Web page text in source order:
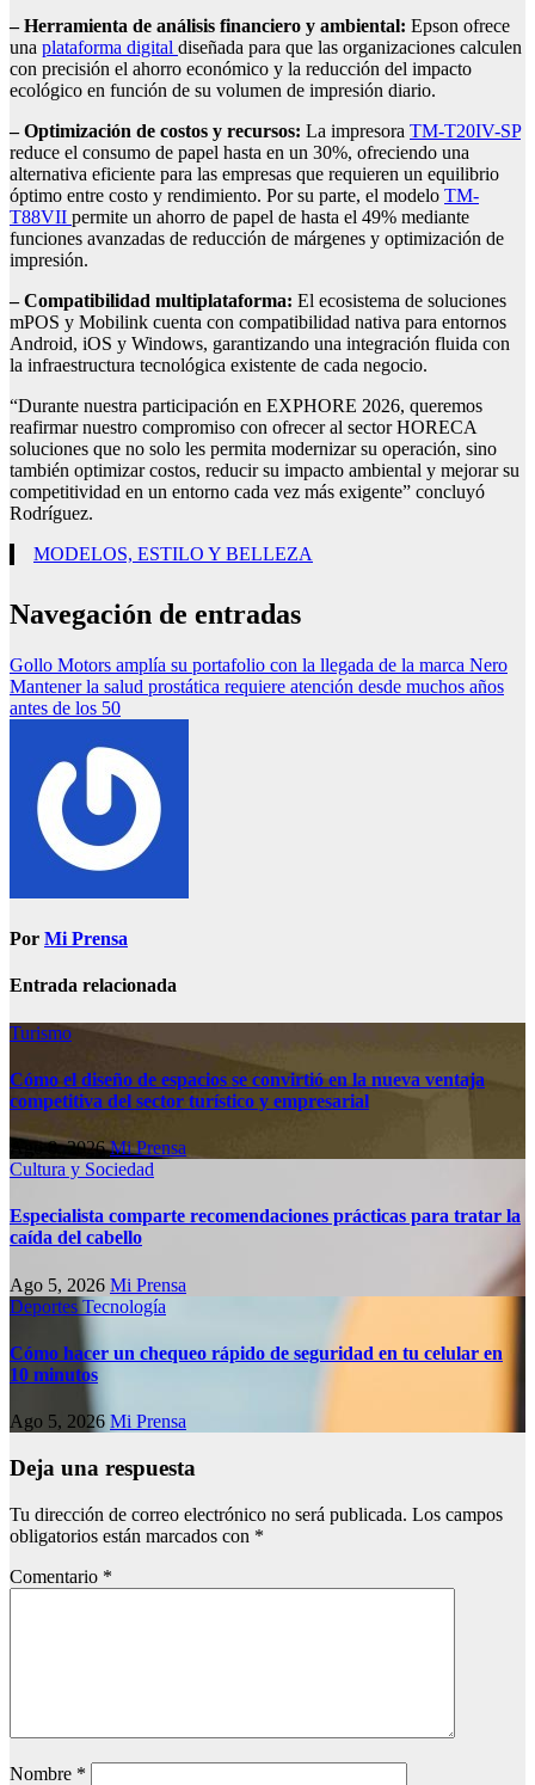
– Herramienta de análisis financiero y ambiental: Epson ofrece
una plataforma digital diseñada para que las organizaciones calculen
con precisión el ahorro económico y la reducción del impacto
ecológico en función de su volumen de impresión diario.
– Optimización de costos y recursos: La impresora TM-T20IV-SP
reduce el consumo de papel hasta en un 30%, ofreciendo una
alternativa eficiente para las empresas que requieren un equilibrio
óptimo entre costo y rendimiento. Por su parte, el modelo TM-
T88VII permite un ahorro de papel de hasta el 49% mediante
funciones avanzadas de reducción de márgenes y optimización de
impresión.
– Compatibilidad multiplataforma: El ecosistema de soluciones
mPOS y Mobilink cuenta con compatibilidad nativa para entornos
Android, iOS y Windows, garantizando una integración fluida con
la infraestructura tecnológica existente de cada negocio.
“Durante nuestra participación en EXPHORE 2026, queremos
reafirmar nuestro compromiso con ofrecer al sector HORECA
soluciones que no solo les permita modernizar su operación, sino
también optimizar costos, reducir su impacto ambiental y mejorar su
competitividad en un entorno cada vez más exigente” concluyó
Rodríguez.
MODELOS, ESTILO Y BELLEZA
Navegación de entradas
Gollo Motors amplía su portafolio con la llegada de la marca Nero
Mantener la salud prostática requiere atención desde muchos años
antes de los 50
Por Mi Prensa
Entrada relacionada
Turismo
Cómo el diseño de espacios se convirtió en la nueva ventaja
competitiva del sector turístico y empresarial
Ago 8, 2026Mi Prensa
Cultura y Sociedad
Especialista comparte recomendaciones prácticas para tratar la
caída del cabello
Ago 5, 2026 Mi Prensa
Deportes Tecnología
Cómo hacer un chequeo rápido de seguridad en tu celular en
10 minutos
Ago 5, 2026 Mi Prensa
Deja una respuesta
Tu dirección de correo electrónico no será publicada. Los campos
obligatorios están marcados con *
Comentario *
Nombre *